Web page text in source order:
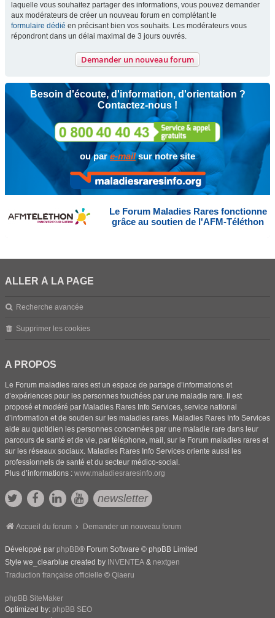
laquelle vous souhaitez partager des informations, vous pouvez demander
aux modérateurs de créer un nouveau forum en complétant le
formulaire dédié en précisant bien vos souhaits. Les modérateurs vous
répondront dans un délai maximal de 3 jours ouvrés.
Demander un nouveau forum
Besoin d'écoute, d'information, d'orientation ?
Contactez-nous !
ou pare-mailsur notre site
Le Forum Maladies Rares fonctionne
grâce au soutien de l'AFM-Téléthon
ALLER À LA PAGE
Recherche avancée
Supprimer les cookies
A PROPOS
Le Forum maladies rares est un espace de partage d’informations et
d’expériences pour les personnes touchées par une maladie rare. Il est
proposé et modéré par Maladies Rares Info Services, service national
d’information et de soutien sur les maladies rares. Maladies Rares Info Services
aide au quotidien les personnes concernées par une maladie rare dans leur
parcours de santé et de vie, par téléphone, mail, sur le Forum maladies rares et
sur les réseaux sociaux. Maladies Rares Info Services oriente aussi les
professionnels de santé et du secteur médico-social.
Plus d’informations : www.maladiesraresinfo.org
newsletter
Accueil du forum Demander un nouveau forum
Développé par phpBB® Forum Software © phpBB Limited
Style we_clearblue created by INVENTEA & nextgen
Traduction française officielle © Qiaeru
phpBB SiteMaker
Optimized by: phpBB SEO